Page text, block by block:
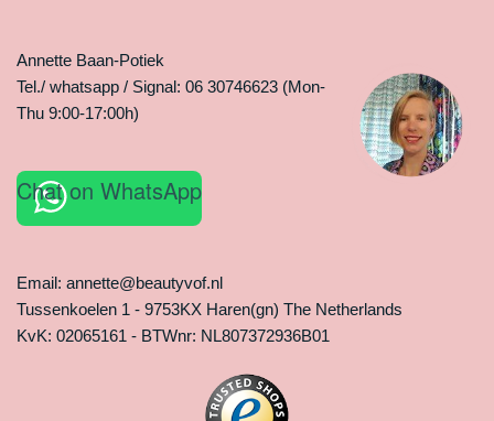
Annette Baan-Potiek
Tel./ whatsapp / Signal: 06 30746623 (Mon-
Thu 9:00-17:00h)
Chat on WhatsApp
Email: annette@beautyvof.nl
Tussenkoelen 1 - 9753KX Haren(gn) The Netherlands
KvK: 02065161 - BTWnr: NL807372936B01